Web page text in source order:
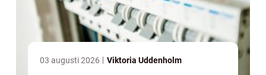
03 augusti 2026 Viktoria Uddenholm